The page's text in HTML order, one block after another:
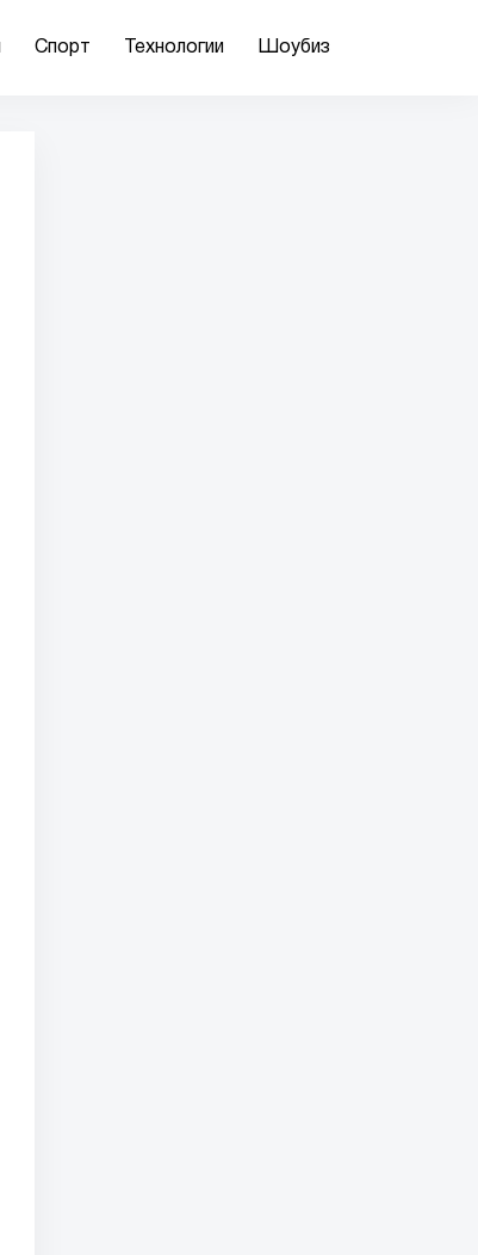
Спорт Технологии Шоубиз